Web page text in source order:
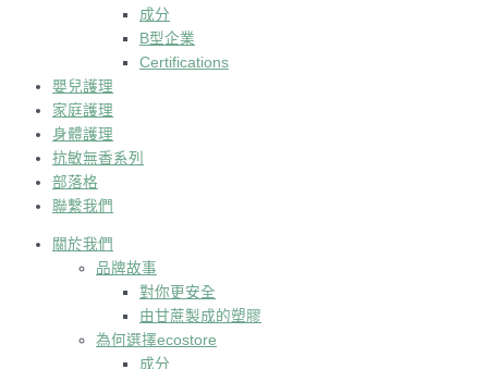
成分
B型企業
Certifications
嬰兒護理
家庭護理
身體護理
抗敏無香系列
部落格
聯繫我們
關於我們
品牌故事
對你更安全
由甘蔗製成的塑膠
為何選擇ecostore
成分